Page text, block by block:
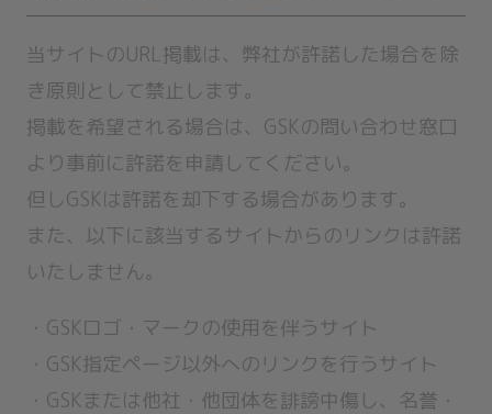
当サイトのURL掲載は、弊社が許諾した場合を除
き原則として禁止します。
掲載を希望される場合は、GSKの問い合わせ窓口
より事前に許諾を申請してください。
但しGSKは許諾を却下する場合があります。
また、以下に該当するサイトからのリンクは許諾
いたしません。
GSKロゴ・マークの使用を伴うサイト
GSK指定ページ以外へのリンクを行うサイト
GSKまたは他社・他団体を誹謗中傷し、名誉・